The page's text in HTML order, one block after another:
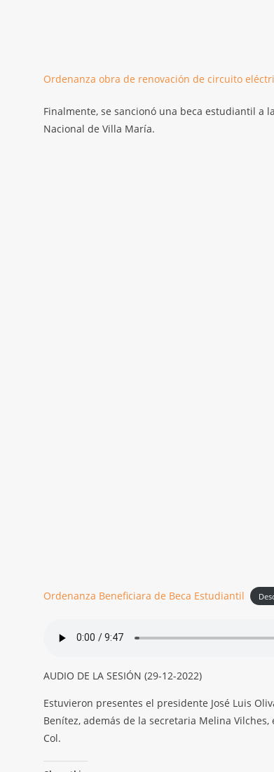
Ordenanza obra de renovación de circuito
Finalmente, se sancionó una beca estudiantil a
Nacional de Villa María.
Ordenanza Beneficiara de Beca Estudiantil
AUDIO DE LA SESIÓN (29-12-2022)
Estuvieron presentes el presidente José Luis
Benítez, además de la secretaria Melina
Col.